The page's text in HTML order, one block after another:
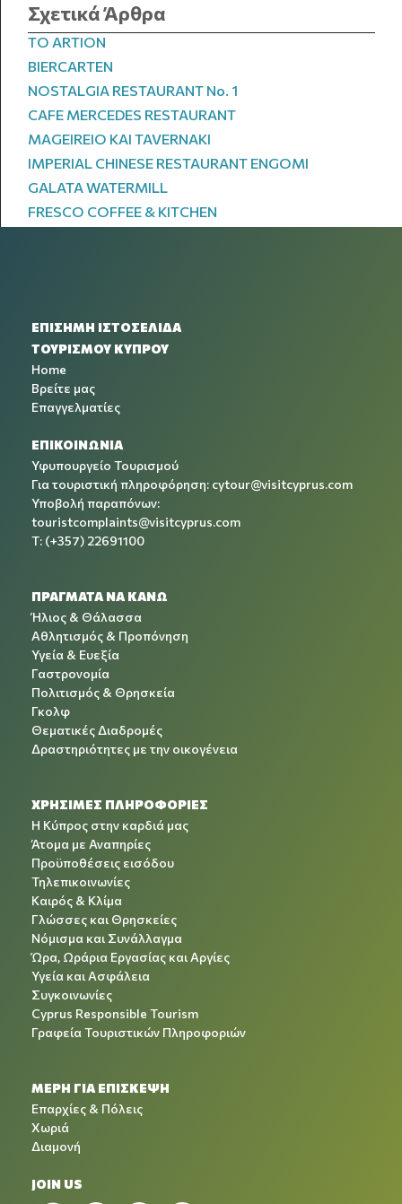
Σχετικά Άρθρα
TO ARTION
BIERCARTEN
NOSTALGIA RESTAURANT No. 1
CAFE MERCEDES RESTAURANT
MAGEIREIO ΚΑΙ TAVERNAKI
IMPERIAL CHINESE RESTAURANT ENGOMI
GALATA WATERMILL
FRESCO COFFEE & KITCHEN
ΕΠΙΣΗΜΗ ΙΣΤΟΣΕΛΙΔΑ
ΤΟΥΡΙΣΜΟΥ ΚΥΠΡΟΥ
Home
Βρείτε μας
Επαγγελματίες
ΕΠΙΚΟΙΝΩΝΙΑ
Υφυπουργείο Τουρισμού
Για τουριστική πληροφόρηση: cytour@visitcyprus.com
Υποβολή παραπόνων:
touristcomplaints@visitcyprus.com
T: (+357) 22691100
ΠΡΑΓΜΑΤΑ ΝΑ ΚΑΝΩ
Ήλιος & Θάλασσα
Αθλητισμός & Προπόνηση
Υγεία & Ευεξία
Γαστρονομία
Πολιτισμός & Θρησκεία
Γκολφ
Θεματικές Διαδρομές
Δραστηριότητες με την οικογένεια
ΧΡΉΣΙΜΕΣ ΠΛΗΡΟΦΟΡΊΕΣ
Η Κύπρος στην καρδιά μας
Άτομα με Αναπηρίες
Προϋποθέσεις εισόδου
Τηλεπικοινωνίες
Καιρός & Κλίμα
Γλώσσες και Θρησκείες
Νόμισμα και Συνάλλαγμα
Ώρα, Ωράρια Εργασίας και Αργίες
Υγεία και Ασφάλεια
Συγκοινωνίες
Cyprus Responsible Tourism
Γραφεία Τουριστικών Πληροφοριών
ΜΕΡΗ ΓΙΑ ΕΠΙΣΚΕΨΗ
Επαρχίες & Πόλεις
Χωριά
Διαμονή
JOIN US